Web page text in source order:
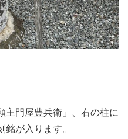
門屋豊兵衛」、右の柱に
銘が入ります。